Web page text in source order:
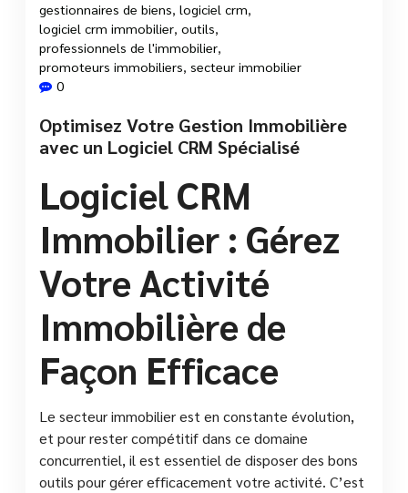
gestionnaires de biens, logiciel crm,
logiciel crm immobilier, outils,
professionnels de l'immobilier,
promoteurs immobiliers, secteur immobilier
0
Optimisez Votre Gestion Immobilière
avec un Logiciel CRM Spécialisé
Logiciel CRM
Immobilier : Gérez
Votre Activité
Immobilière de
Façon Efficace
Le secteur immobilier est en constante évolution,
et pour rester compétitif dans ce domaine
concurrentiel, il est essentiel de disposer des bons
outils pour gérer efficacement votre activité. C’est